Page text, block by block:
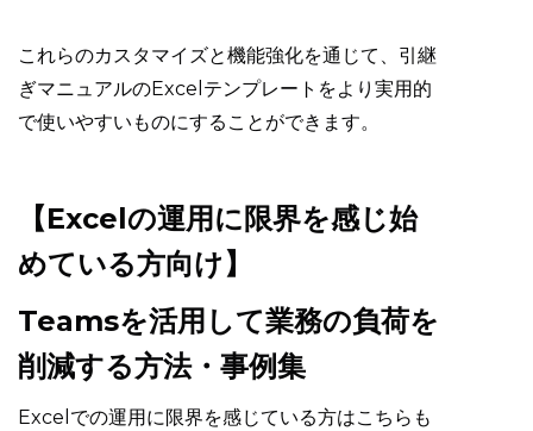
これらのカスタマイズと機能強化を通じて、引継
ぎマニュアルのExcelテンプレートをより実用的
で使いやすいものにすることができます。
【Excelの運用に限界を感じ始
めている方向け】
Teamsを活用して業務の負荷を
削減する方法・事例集
Excelでの運用に限界を感じている方はこちらも